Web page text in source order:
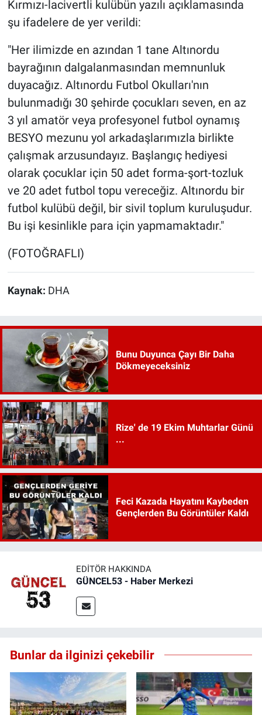
Kırmızı-lacivertli kulübün yazılı açıklamasında
şu ifadelere de yer verildi:
"Her ilimizde en azından 1 tane Altınordu
bayrağının dalgalanmasından memnunluk
duyacağız. Altınordu Futbol Okulları'nın
bulunmadığı 30 şehirde çocukları seven, en az
3 yıl amatör veya profesyonel futbol oynamış
BESYO mezunu yol arkadaşlarımızla birlikte
çalışmak arzusundayız. Başlangıç hediyesi
olarak çocuklar için 50 adet forma-şort-tozluk
ve 20 adet futbol topu vereceğiz. Altınordu bir
futbol kulübü değil, bir sivil toplum kuruluşudur.
Bu işi kesinlikle para için yapmamaktadır."
(FOTOĞRAFLI)
Kaynak: DHA
Bunu Duyunca Çayı Bir Daha
Dökmeyeceksiniz
Rize' de 19 Ekim Muhtarlar Günü
...
Feci Kazada Hayatını Kaybeden
Gençlerden Bu Görüntüler Kaldı
EDITÖR HAKKINDA
GÜNCEL53 - Haber Merkezi
Bunlar da ilginizi çekebilir